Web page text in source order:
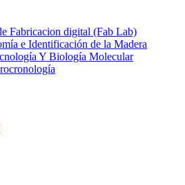
Fabricacion digital (Fab Lab)
e Identificación de la Madera
Y Biología Molecular